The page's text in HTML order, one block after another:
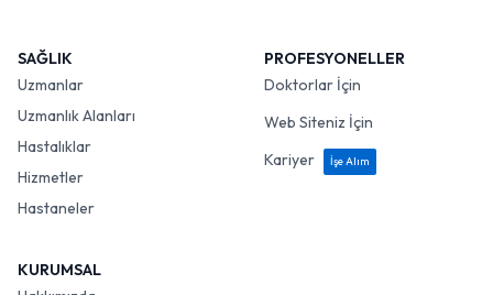
SAĞLIK
Uzmanlar
Uzmanlık Alanları
Hastalıklar
Hizmetler
Hastaneler
PROFESYONELLER
Doktorlar İçin
Web Siteniz İçin
Kariyer
İşe Alım
KURUMSAL